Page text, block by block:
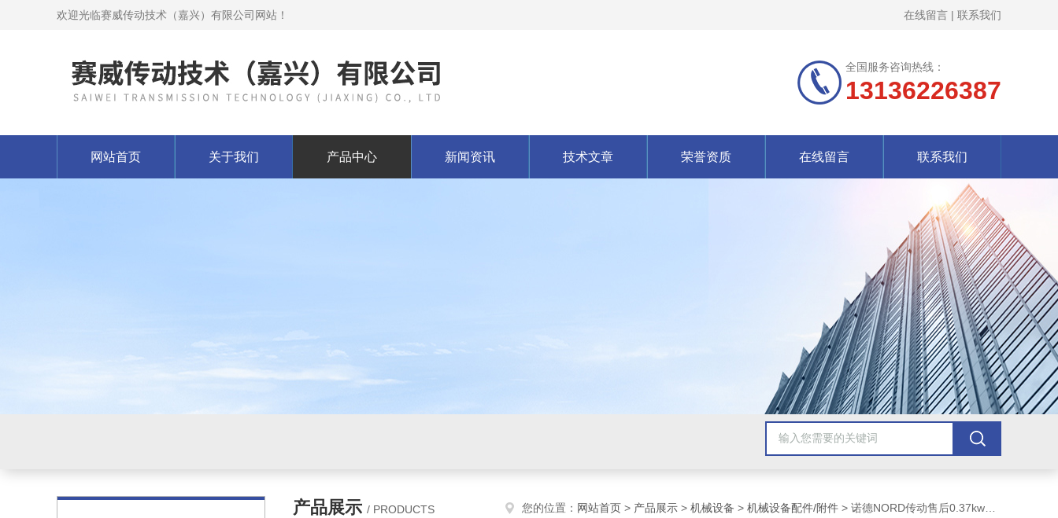
欢迎光临赛威传动技术（嘉兴）有限公司网站！ 在线留言 | 联系我们
全国服务咨询热线：
13136226387
网站首页 关于我们 产品中心 新闻资讯 技术文章 荣誉资质 在线留言 联系我们
产品展示 / PRODUCTS 您的位置： 网站首页 > 产品展示 > 机械设备 > 机械设备配件/附件 > 诺德NORD传动售后0.37kw减速机SK92372.1A-71LP/4 TF齿轮减速电机